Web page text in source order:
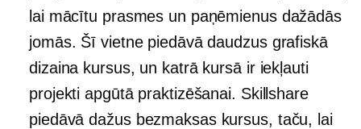
lai mācītu prasmes un paņēmienus dažādās
jomās. Šī vietne piedāvā daudzus grafiskā
dizaina kursus, un katrā kursā ir iekļauti
projekti apgūtā praktizēšanai. Skillshare
piedāvā dažus bezmaksas kursus, taču, lai